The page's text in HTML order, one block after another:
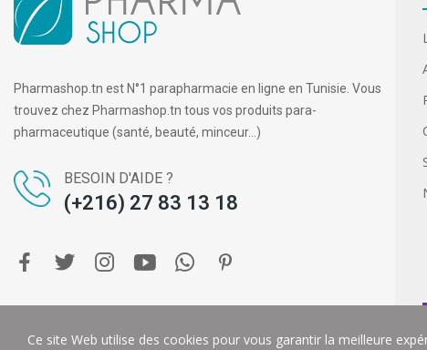
Pharmashop.tn est N°1 parapharmacie en ligne en Tunisie. Vous
trouvez chez Pharmashop.tn tous vos produits para-
pharmaceutique (santé, beauté, minceur...)
BESOIN D'AIDE ?
(+216) 27 83 13 18
Ce site Web utilise des cookies pour vous garantir la meilleure